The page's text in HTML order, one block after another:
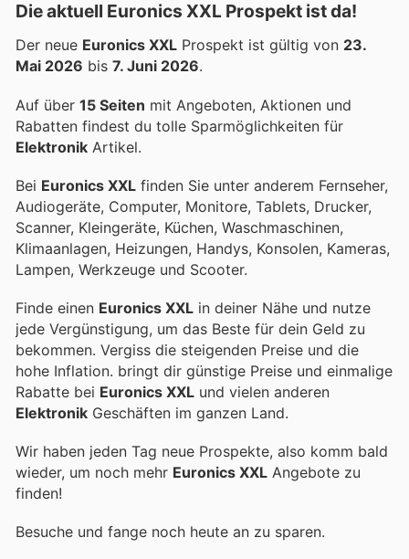
Die aktuell Euronics XXL Prospekt ist da!
Der neue Euronics XXL Prospekt ist gültig von 23.
Mai 2026 bis 7. Juni 2026.
Auf über 15 Seiten mit Angeboten, Aktionen und
Rabatten findest du tolle Sparmöglichkeiten für
Elektronik Artikel.
Bei Euronics XXL finden Sie unter anderem Fernseher,
Audiogeräte, Computer, Monitore, Tablets, Drucker,
Scanner, Kleingeräte, Küchen, Waschmaschinen,
Klimaanlagen, Heizungen, Handys, Konsolen, Kameras,
Lampen, Werkzeuge und Scooter.
Finde einen Euronics XXL in deiner Nähe und nutze
jede Vergünstigung, um das Beste für dein Geld zu
bekommen. Vergiss die steigenden Preise und die
hohe Inflation. bringt dir günstige Preise und einmalige
Rabatte bei Euronics XXL und vielen anderen
Elektronik Geschäften im ganzen Land.
Wir haben jeden Tag neue Prospekte, also komm bald
wieder, um noch mehr Euronics XXL Angebote zu
finden!
Besuche und fange noch heute an zu sparen.